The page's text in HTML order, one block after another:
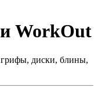
WorkOut
грифы, диски, блины,